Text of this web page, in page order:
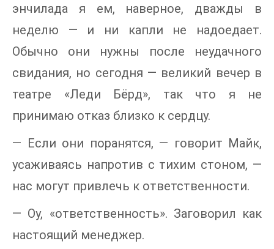
энчилада я ем, наверное, дважды в
неделю — и ни капли не надоедает.
Обычно они нужны после неудачного
свидания, но сегодня — великий вечер в
театре «Леди Бёрд», так что я не
принимаю отказ близко к сердцу.
— Если они поранятся, — говорит Майк,
усаживаясь напротив с тихим стоном, —
нас могут привлечь к ответственности.
— Оу, «ответственность». Заговорил как
настоящий менеджер.